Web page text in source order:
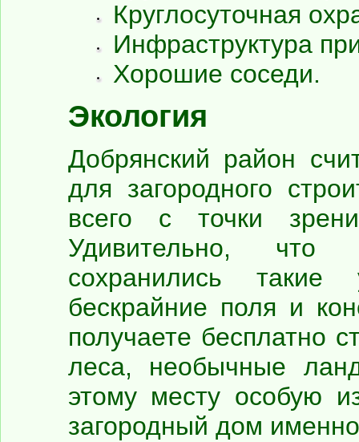
Круглосуточная
Инфраструктура
Хорошие соседи.
Экология
Добрянский район
для загородного
всего с точки
Удивительно, что
сохранились
бескрайние поля и
получаете бесплатно
леса, необычные
этому месту особую
загородный дом